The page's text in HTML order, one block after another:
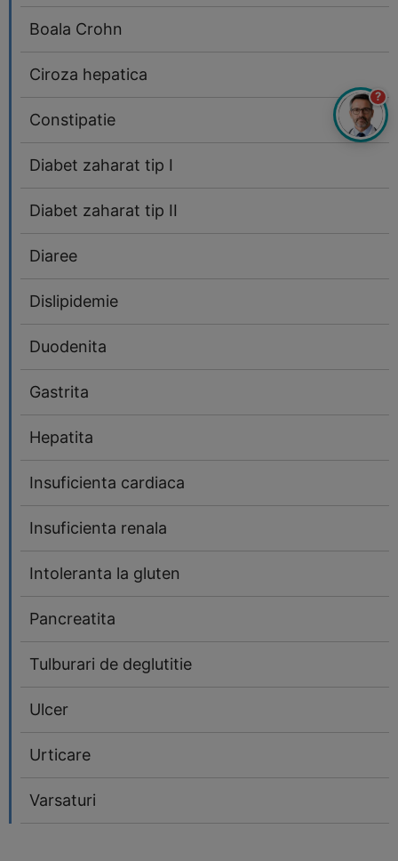
Boala Crohn
Ciroza hepatica
Constipatie
Diabet zaharat tip I
Diabet zaharat tip II
Diaree
Dislipidemie
Duodenita
Gastrita
Hepatita
Insuficienta cardiaca
Insuficienta renala
Intoleranta la gluten
Pancreatita
Tulburari de deglutitie
Ulcer
Urticare
Varsaturi
?